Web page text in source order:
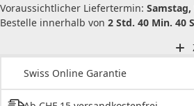
Voraussichtlicher Liefertermin:
Bestelle innerhalb von 2 Std. 40 Min. 40
Swiss Online Garantie